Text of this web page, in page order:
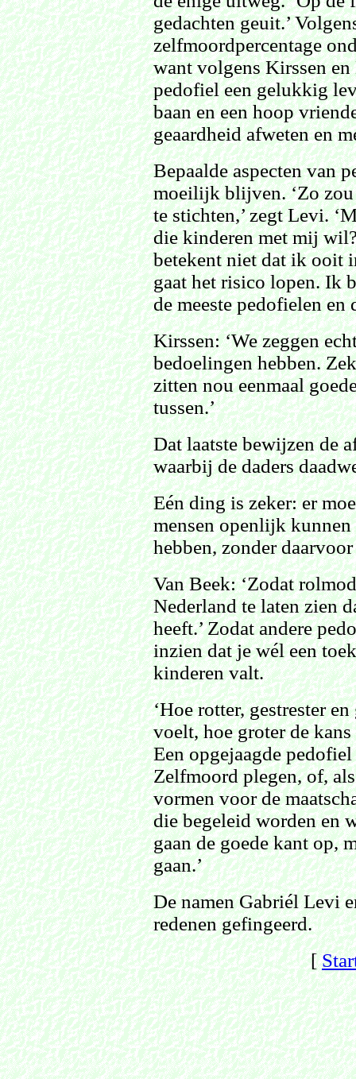
gedachten geuit.’
zelfmoordpercentage
want volgens Kirssen
pedofiel een gelukkig
baan en een hoop
geaardheid afweten en
Bepaalde aspecten van
moeilijk blijven. ‘Zo
te stichten,’ zegt Levi.
die kinderen met mij
betekent niet dat ik ooit
gaat het risico lopen. Ik
de meeste pedofielen en
Kirssen: ‘We zeggen
bedoelingen hebben.
zitten nou eenmaal
tussen.’
Dat laatste bewijzen de
waarbij de daders
Eén ding is zeker: er
mensen openlijk
hebben, zonder
Van Beek: ‘Zodat
Nederland te laten zien
heeft.’ Zodat andere
inzien dat je wél een
kinderen valt.
‘Hoe rotter, gestrester
voelt, hoe groter de
Een opgejaagde
Zelfmoord plegen, of,
vormen voor de
die begeleid worden en
gaan de goede kant op,
gaan.’
De namen Gabriél Levi
redenen gefingeerd.
[